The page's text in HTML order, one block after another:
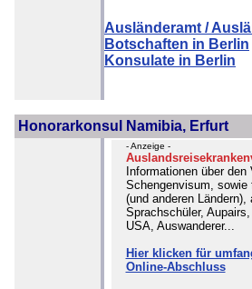
Ausländeramt /
Botschaften in Berlin
Konsulate in Berlin
Honorarkonsul Namibia, Erfurt
- Anzeige -
Informationen über
Schengenvisum, sowie
(und anderen
Sprachschüler,
USA, Auswanderer...
Hier klicken für
Online-Abschluss